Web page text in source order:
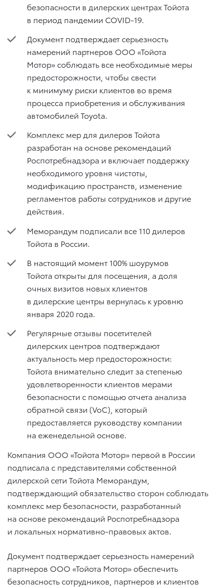
безопасности в дилерских центрах Тойота
в период пандемии COVID-19.
Документ подтверждает серьезность
намерений партнеров ООО «Тойота
Мотор» соблюдать все необходимые меры
предосторожности, чтобы свести
к минимуму риски клиентов во время
процесса приобретения и обслуживания
автомобилей Toyota.
Комплекс мер для дилеров Тойота
разработан на основе рекомендаций
Роспотребнадзора и включает поддержку
необходимого уровня чистоты,
модификацию пространств, изменение
регламентов работы сотрудников и другие
действия.
Меморандум подписали все 110 дилеров
Тойота в России.
В настоящий момент 100% шоурумов
Тойота открыты для посещения, а доля
очных визитов новых клиентов
в дилерские центры вернулась к уровню
января 2020 года.
Регулярные отзывы посетителей
дилерских центров подтверждают
актуальность мер предосторожности:
Тойота внимательно следит за степенью
удовлетворенности клиентов мерами
безопасности с помощью отчета анализа
обратной связи (VoC), который
предоставляется руководству компании
на еженедельной основе.
Компания ООО «Тойота Мотор» первой в России
подписала с представителями собственной
дилерской сети Тойота Меморандум,
подтверждающий обязательство сторон соблюдать
комплекс мер безопасности, разработанный
на основе рекомендаций Роспотребнадзора
и локальных нормативно-правовых актов.
Документ подтверждает серьезность намерений
партнеров ООО «Тойота Мотор» обеспечить
безопасность сотрудников, партнеров и клиентов